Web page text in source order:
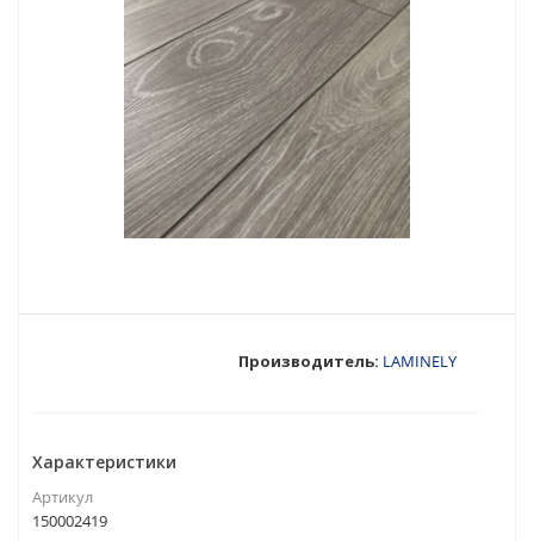
Производитель: LAMINELY
Характеристики
Артикул
150002419